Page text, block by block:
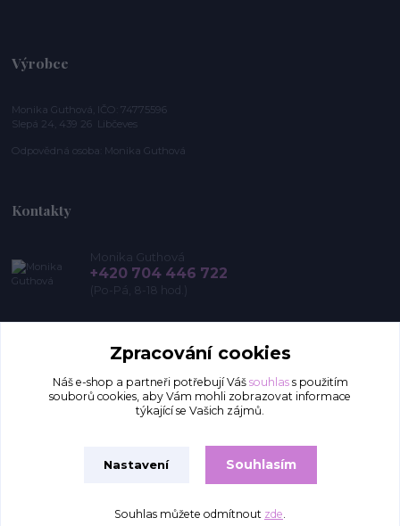
Výrobce
Monika Guthová, IČO: 74775596
Slepá 24, 439 26 Libčeves
Odpovědná osoba: Monika Guthová
Kontakty
Monika Guthová
+420 704 446 722
(Po-Pá, 8-18 hod.)
Upravit sběr cookies.
Vytvořeno na Eshop-rychle.cz
Zpracování cookies
Náš e-shop a partneři potřebují Váš souhlass použitím
souborů cookies, aby Vám mohli zobrazovat informace
týkající se Vašich zájmů.
Nastavení Souhlasím
Souhlas můžete odmítnout zde